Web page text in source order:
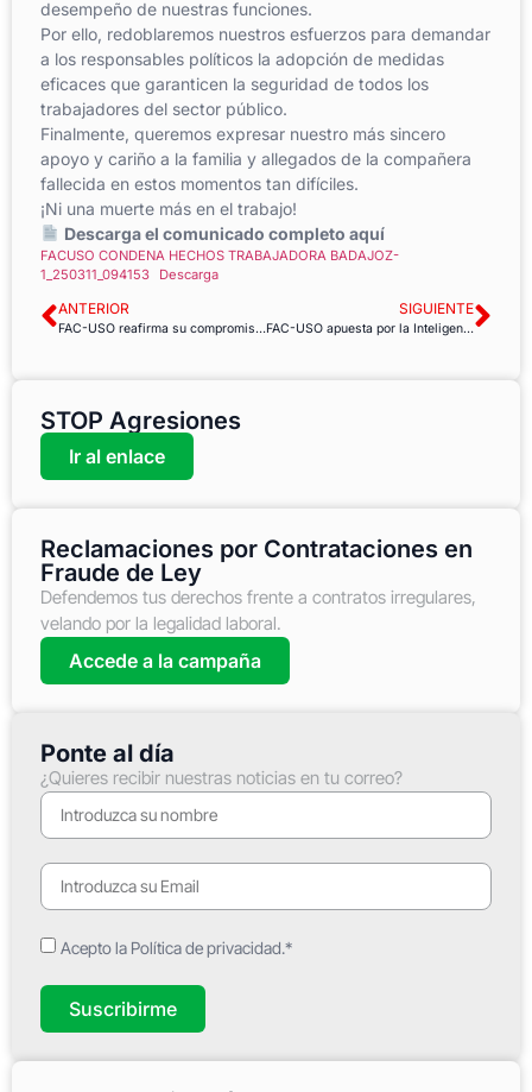
desempeño de nuestras funciones.
Por ello, redoblaremos nuestros esfuerzos para demandar
a los responsables políticos la adopción de medidas
eficaces que garanticen la seguridad de todos los
trabajadores del sector público.
Finalmente, queremos expresar nuestro más sincero
apoyo y cariño a la familia y allegados de la compañera
fallecida en estos momentos tan difíciles.
¡Ni una muerte más en el trabajo!
Descarga el comunicado completo aquí
FACUSO CONDENA HECHOS TRABAJADORA BADAJOZ-
1_250311_094153
Descarga
ANTERIOR
FAC-USO reafirma su compromiso con la formación continua y de calidad
SIGUIENTE
FAC-USO apuesta por la Inteligencia Artificial en la comunicación y gestión sindical
STOP Agresiones
Ir al enlace
Reclamaciones por Contrataciones en
Fraude de Ley
Defendemos tus derechos frente a contratos irregulares,
velando por la legalidad laboral.
Accede a la campaña
Ponte al día
¿Quieres recibir nuestras noticias en tu correo?
Acepto la Política de privacidad.*
Suscribirme